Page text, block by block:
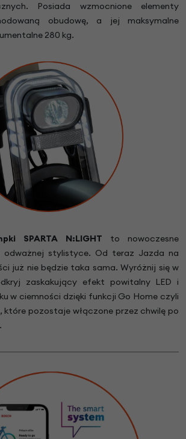
Posiada wzmocnione elementy
obudowę, a jej maksymalne
280 kg.
SPARTA N:LIGHT to nowoczesne
odważnej stylistyce. Od teraz Jazda na
już nie będzie taka sama. Wyróżnij się w
zaskakujący efekt powitalny LED i
w ciemności dzięki funkcji Go Home czyli
które pozostaje włączone przez chwilę po